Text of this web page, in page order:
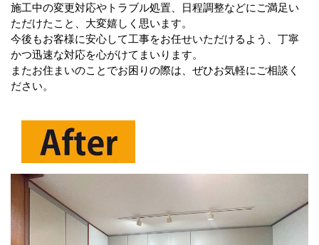
施工中の変更対応やトラブル処置、日程調整などにご満足い
ただけたこと、大変嬉しく思います。
今後もお客様に安心して工事をお任せいただけるよう、丁寧
かつ迅速な対応を心がけてまいります。
またお住まいのことでお困りの際は、ぜひお気軽にご相談く
ださい。